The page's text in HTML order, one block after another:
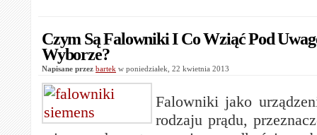
Czym Są Falowniki I Co Wziąć Pod
Wyborze?
Napisane przez bartek w poniedziałek, 22 kwietnia 2013
Falowniki jako
rodzaju prądu,